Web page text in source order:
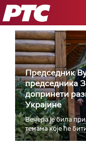
РТС
Председник
председника
допринети
Украјине
Вечера је била
темама које ће